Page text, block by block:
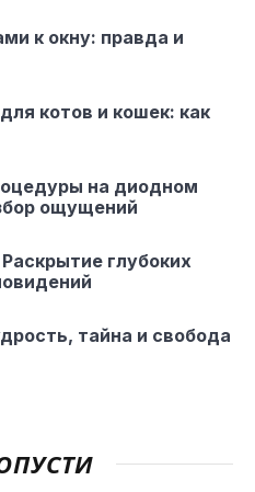
к окну: правда и
котов и кошек: как
на диодном
ощущений
глубоких
тайна и свобода